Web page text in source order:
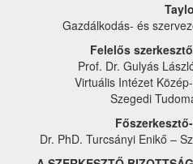
Gazdálkodás- és
Felelős
Prof. Dr. Gulyás
Virtuális Intézet
Szegedi
Dr. PhD. Turcsányi Enikő –